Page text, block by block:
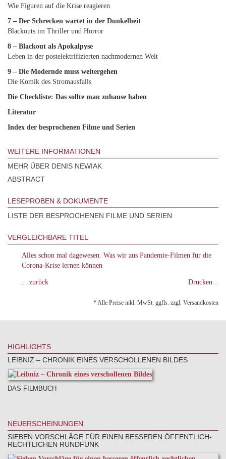
Wie Figuren auf die Krise reagieren
7 – Der Schrecken wartet in der Dunkelheit
Blackouts im Thriller und Horror
8 – Blackout als Apokalpyse
Leben in der postelektrifizierten nachmodernen Welt
9 – Die Modernde muss weitergehen
Die Komik des Stromausfalls
Die Checkliste: Das sollte man zuhause haben
Literatur
Index der besprochenen Filme und Serien
WEITERE INFORMATIONEN
MEHR ÜBER DENIS NEWIAK
ABSTRACT
LESEPROBEN & DOKUMENTE
LISTE DER BESPROCHENEN FILME UND SERIEN
VERGLEICHBARE TITEL
Alles schon mal dagewesen. Was wir aus Pandemie-Filmen für die
Corona-Krise lernen können
… zurück Drucken...
* Alle Preise inkl. MwSt. ggfls. zzgl. Versandkosten
HIGHLIGHTS
LEIBNIZ – CHRONIK EINES VERSCHOLLENEN BILDES
DAS FILMBUCH
NEUERSCHEINUNGEN
SIEBEN VORSCHLÄGE FÜR EINEN BESSEREN ÖFFENTLICH-
RECHTLICHEN RUNDFUNK